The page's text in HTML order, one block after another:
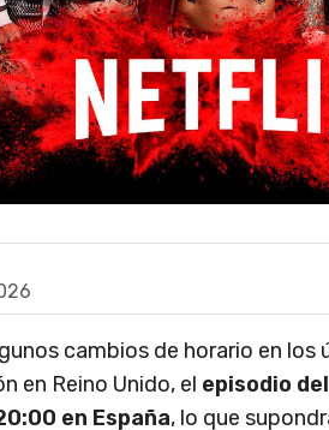
cambios de horario en los
en Reino Unido, el episodio
en España, lo que